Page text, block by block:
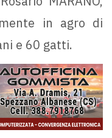
in agro di
e 60 gatti.